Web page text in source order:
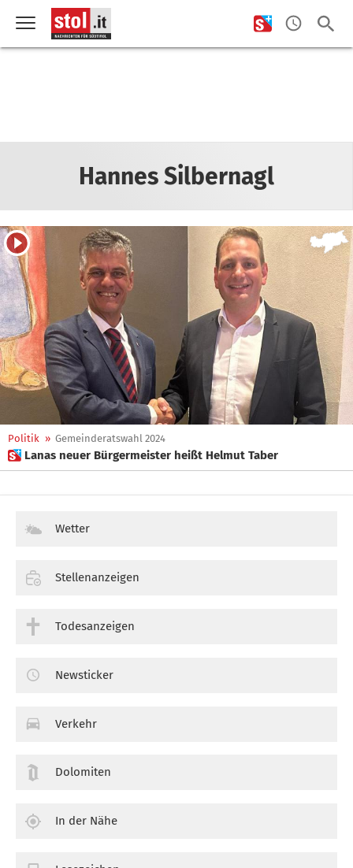
Hannes Silbernagl
Politik » Gemeinderatswahl 2024
 Lanas neuer Bürgermeister heißt Helmut Taber
Wetter
Stellenanzeigen
Todesanzeigen
Newsticker
Verkehr
Dolomiten
In der Nähe